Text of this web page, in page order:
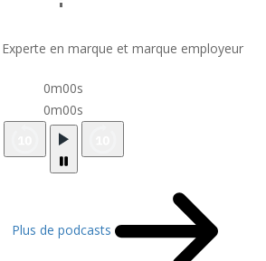
Experte en marque et marque employeur
0m00s
0m00s
Plus de podcasts